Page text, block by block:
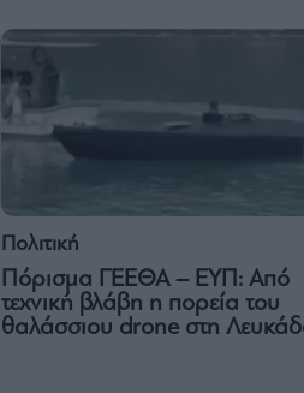
Πολιτική
Πόρισμα ΓΕΕΘΑ – ΕΥΠ: Από
τεχνική βλάβη η πορεία του
θαλάσσιου drone στη